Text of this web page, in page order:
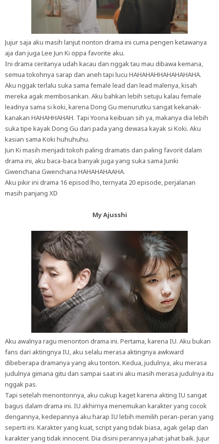
Jujur saja aku masih lanjut nonton drama ini cuma pengen ketawanya
aja dan juga Lee Jun Ki oppa favorite aku.
Ini drama ceritanya udah kacau dan nggak tau mau dibawa kemana,
semua tokohnya sarap dan aneh tapi lucu HAHAHAHHAHAHAHAHA.
Aku nggak terlalu suka sama female lead dan lead malenya, kisah
mereka agak membosankan. Aku bahkan lebih setuju kalau female
leadnya sama si koki, karena Dong Gu menurutku sangat kekanak-
kanakan HAHAHHAHAH. Tapi Yoona keibuan sih ya, makanya dia lebih
suka tipe kayak Dong Gu dari pada yang dewasa kayak si Koki. Aku
kasian sama Koki huhuhuhu.
Jun Ki masih menjadi tokoh paling dramatis dan paling favorit dalam
drama ini, aku baca-baca banyak juga yang suka sama Junki
Gwenchana Gwenchana HAHAHAHAAHA.
Aku pikir ini drama 16 episod lho, ternyata 20 episode, perjalanan
masih panjang XD
My Ajusshi
Aku awalnya ragu menonton drama ini. Pertama, karena IU. Aku bukan
fans dari aktingnya IU, aku selalu merasa aktingnya awkward
dibeberapa dramanya yang aku tonton. Kedua, judulnya, aku merasa
judulnya gimana gitu dan sampai saat ini aku masih merasa judulnya itu
nggak pas.
Tapi setelah menontonnya, aku cukup kaget karena akting IU sangat
bagus dalam drama ini. IU akhirnya menemukan karakter yang cocok
dengannya, kedepannya aku harap IU lebih memilih peran-peran yang
seperti ini. Karakter yang kuat, script yang tidak biasa, agak gelap dan
karakter yang tidak innocent. Dia disini perannya jahat-jahat baik. Jujur